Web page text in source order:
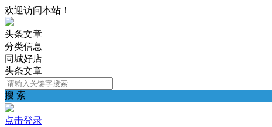
欢迎访问本站！
头条文章
分类信息
同城好店
头条文章
搜 索
点击登录